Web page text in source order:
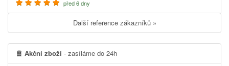
před 6 dny
Další reference zákazníků »
Akční zboží - zasíláme do 24h